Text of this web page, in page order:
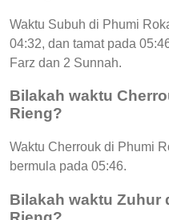
Waktu Subuh di Phumi
04:32, dan tamat pada
Farz dan 2 Sunnah.
Bilakah waktu
Rieng?
Waktu Cherrouk di Phumi
bermula pada 05:46.
Bilakah waktu Zuhur